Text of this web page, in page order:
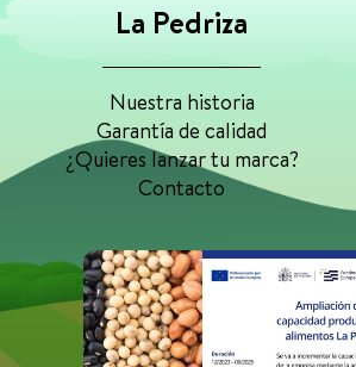
La Pedriza
Nuestra historia
Garantía de calidad
¿Quieres lanzar tu marca?
Contacto